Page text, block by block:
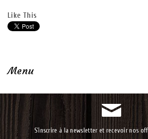
Like This
Menu
S'inscrire à la newsletter et recevoir nos